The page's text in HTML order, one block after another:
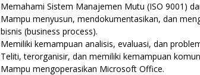
Memahami Sistem Manajemen Mutu (ISO 9001)
Mampu menyusun, mendokumentasikan, dan
bisnis (business process).
Memiliki kemampuan analisis, evaluasi, dan
Teliti, terorganisir, dan memiliki kemampuan
Mampu mengoperasikan Microsoft Office.